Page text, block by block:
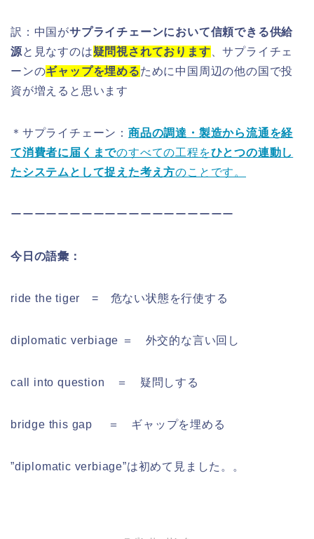
訳：中国がサプライチェーンにおいて信頼できる供給
源と見なすのは疑問視されております 、サプライチェ
ーンのギャップを埋めるために中国周辺の他の国で投
資が増えると思います
＊サプライチェーン： 商品の調達・製造から流通を経
て消費者に届くまでのすべての工程をひとつの連動し
たシステムとして捉えた考え方のことです。
ーーーーーーーーーーーーーーーーーーー
今日の語彙：
ride the tiger = 危ない状態を行使する
diplomatic verbiage ＝ 外交的な言い回し
call into question ＝ 疑問しする
bridge this gap ＝ ギャップを埋める
”diplomatic verbiage”は初めて見ました。。